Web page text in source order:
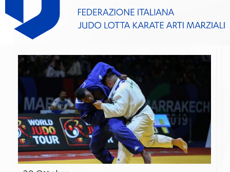
Classifica Società Sportive con più di 100 atleti
tesserati
Gare e Risultati
Archivio eventi
Dove siamo
Media
Partners
Trasparenza
Judo
La disciplina
News
Attività Didattica
Gare e Risultati
Albi Federali